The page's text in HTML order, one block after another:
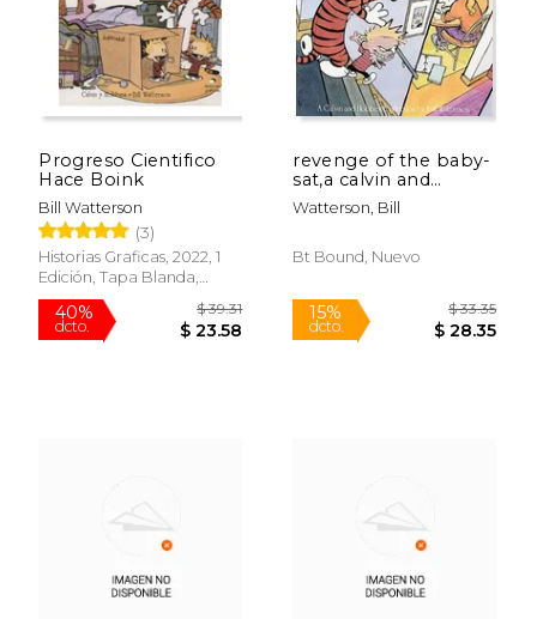
50%
dcto.
$ 57.34
$ 28.67
50%
dcto. $
Progreso Cientifico
Hace Boink
Bill Watterson
(3)
Historias Graficas, 2022, 1
Edición, Tapa Blanda,
Nuevo
revenge of the baby-
sat,a calvin and
hobbes collection
Watterson, Bill
Bt Bound, Nuevo